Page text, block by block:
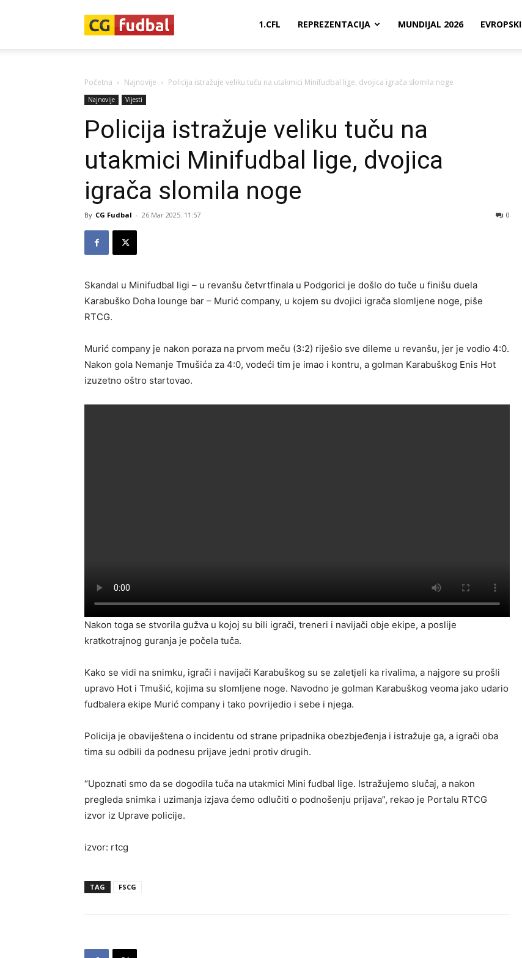
1.CFL REPREZENTACIJA MUNDIJAL 2026 EVROPSKI
Početna Najnovije Policija istražuje veliku tuču na utakmici Minifudbal lige, dvojica igrača slomila noge
Najnovije Vijesti
Policija istražuje veliku tuču na
utakmici Minifudbal lige, dvojica
igrača slomila noge
By CG Fudbal - 26 Mar 2025. 11:57 0
Skandal u Minifudbal ligi – u revanšu četvrtfinala u Podgorici je došlo do tuče u finišu duela
Karabuško Doha lounge bar – Murić company, u kojem su dvojici igrača slomljene noge, piše
RTCG.
Murić company je nakon poraza na prvom meču (3:2) riješio sve dileme u revanšu, jer je vodio 4:0.
Nakon gola Nemanje Tmušića za 4:0, vodeći tim je imao i kontru, a golman Karabuškog Enis Hot
izuzetno oštro startovao.
Nakon toga se stvorila gužva u kojoj su bili igrači, treneri i navijači obje ekipe, a poslije
kratkotrajnog guranja je počela tuča.
Kako se vidi na snimku, igrači i navijači Karabuškog su se zaletjeli ka rivalima, a najgore su prošli
upravo Hot i Tmušić, kojima su slomljene noge. Navodno je golman Karabuškog veoma jako udario
fudbalera ekipe Murić company i tako povrijedio i sebe i njega.
Policija je obaviještena o incidentu od strane pripadnika obezbjeđenja i istražuje ga, a igrači oba
tima su odbili da podnesu prijave jedni protiv drugih.
“Upoznati smo da se dogodila tuča na utakmici Mini fudbal lige. Istražujemo slučaj, a nakon
pregleda snimka i uzimanja izjava ćemo odlučiti o podnošenju prijava”, rekao je Portalu RTCG
izvor iz Uprave policije.
izvor: rtcg
TAG FSCG